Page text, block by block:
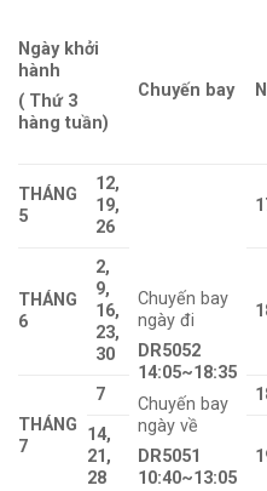
Ngày khởi
hành
( Thứ 3
hàng tuần)
Chuyến bay
THÁNG
5
12,
19,
26
Chuyến bay
ngày đi
DR5052
14:05~18:35
Chuyến bay
ngày về
DR5051
10:40~13:05
THÁNG
6
2,
9,
16,
23,
30
THÁNG
7
7
14,
21,
28